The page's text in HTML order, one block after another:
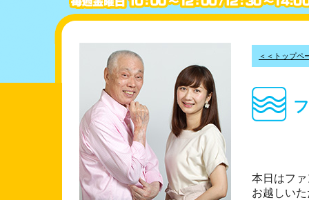
＜＜トップペ
本日はフ
お越しい